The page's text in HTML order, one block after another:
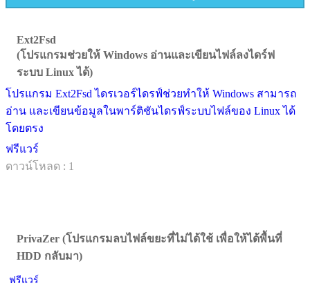
Ext2Fsd
(โปรแกรมช่วยให้ Windows อ่านและเขียนไฟล์ลงไดร์ฟ
ระบบ Linux ได้)
โปรแกรม Ext2Fsd ไดรเวอร์ไดรฟ์ช่วยทำให้ Windows สามารถ
อ่าน และเขียนข้อมูลในพาร์ติชันไดรฟ์ระบบไฟล์ของ Linux ได้
โดยตรง
ฟรีแวร์
ดาวน์โหลด : 1
PrivaZer (โปรแกรมลบไฟล์ขยะที่ไม่ได้ใช้ เพื่อให้ได้พื้นที่
HDD กลับมา)
ฟรีแวร์